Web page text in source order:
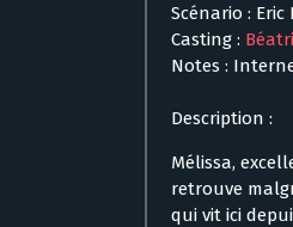
Scénario :
Casting :
Notes :
Description :
Mélissa,
retrouve
qui vit ici